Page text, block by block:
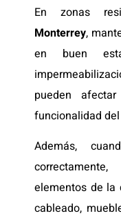
En zonas
Monterrey,
en buen
pueden
funcionalidad
Además,
elementos de la
cableado,